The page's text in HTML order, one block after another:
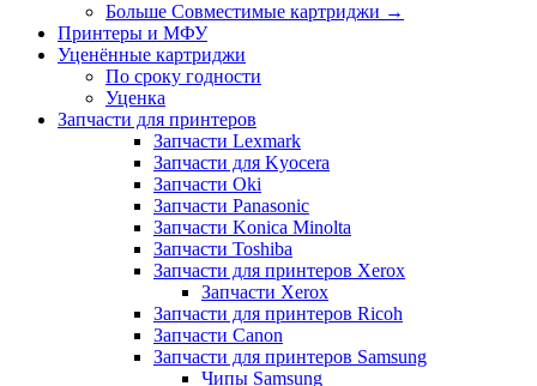
Больше Совместимые картриджи →
Принтеры и МФУ
Уценённые картриджи
По сроку годности
Уценка
Запчасти для принтеров
Запчасти Lexmark
Запчасти для Kyocera
Запчасти Oki
Запчасти Panasonic
Запчасти Koniсa Minolta
Запчасти Toshiba
Запчасти для принтеров Xerox
Запчасти Xerox
Запчасти для принтеров Ricoh
Запчасти Canon
Запчасти для принтеров Samsung
Чипы Samsung